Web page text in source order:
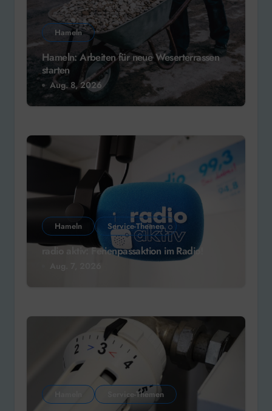
Hameln
Hameln: Arbeiten für neue Weserterrassen
starten
Aug. 8, 2026
Hameln Service-Themen
radio aktiv: Ferienpassaktion im Radio!
Service-Themen